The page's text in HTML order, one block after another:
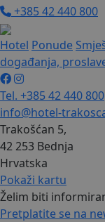
+385 42 440 800
Hotel Ponude
događanja,
Tel. +385 42 440 800
info@hotel-
Trakošćan 5,
42 253 Bednja
Hrvatska
Pokaži kartu
Želim biti
Pretplatite se na